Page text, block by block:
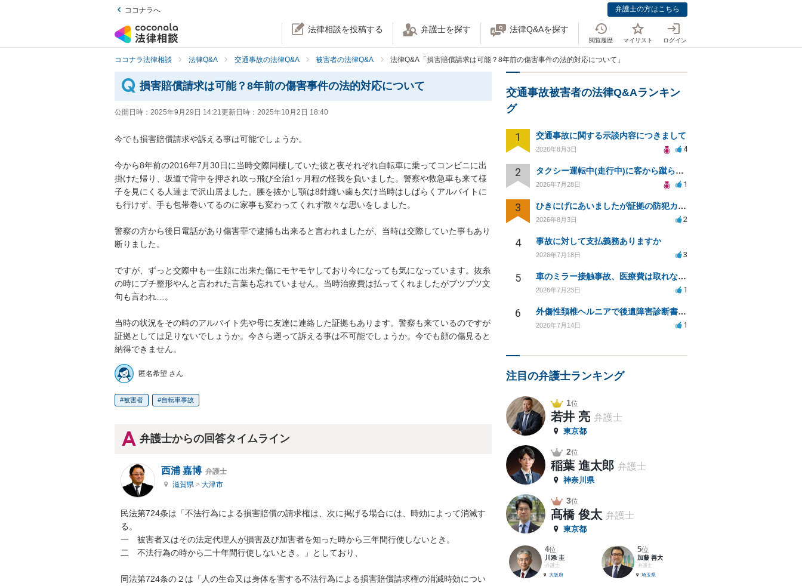
ココナラへ 弁護士の方はこちら
法律相談を投稿する 弁護士を探す 法律Q&Aを探す
閲覧履歴 マイリスト ログイン
ココナラ法律相談 法律Q&A 交通事故の法律Q&A 被害者の法律Q&A 法律Q&A「損害賠償請求は可能？8年前の傷害事件の法的対応について」
損害賠償請求は可能？8年前の傷害事件の法的対応について
公開日時： 2025年9月29日 14:21更新日時： 2025年10月2日 18:40
今でも損害賠償請求や訴える事は可能でしょうか。
今から8年前の2016年7月30日に当時交際同棲していた彼と夜それぞれ自転車に乗ってコンビニに出
掛けた帰り、坂道で背中を押され吹っ飛び全治1ヶ月程の怪我を負いました。警察や救急車も来て様
子を見にくる人達まで沢山居ました。腰を抜かし顎は8針縫い歯も欠け当時はしばらくアルバイトに
も行けず、手も包帯巻いてるのに家事も変わってくれず散々な思いをしました。
警察の方から後日電話があり傷害罪で逮捕も出来ると言われましたが、当時は交際していた事もあり
断りました。
ですが、ずっと交際中も一生顔に出来た傷にモヤモヤしており今になっても気になっています。抜糸
の時にプチ整形やんと言われた言葉も忘れていません。当時治療費は払ってくれましたがブツブツ文
句も言われ…。
当時の状況をその時のアルバイト先や母に友達に連絡した証拠もあります。警察も来ているのですが
証拠としては足りないでしょうか。今さら遡って訴える事は不可能でしょうか。今でも顔の傷見ると
納得できません。
匿名希望 さん
被害者 自転車事故
弁護士からの回答タイムライン
西浦 嘉博 弁護士
滋賀県 > 大津市
民法第724条は「不法行為による損害賠償の請求権は、次に掲げる場合には、時効によって消滅す
る。
一　被害者又はその法定代理人が損害及び加害者を知った時から三年間行使しないとき。
二　不法行為の時から二十年間行使しないとき。」としており、
同法第724条の２は「人の生命又は身体を害する不法行為による損害賠償請求権の消滅時効につい
交通事故被害者の法律Q&Aランキン
グ
1 交通事故に関する示談内容につきまして
2026年8月3日 4
2 タクシー運転中(走行中)に客から蹴られ全治7日
2026年7月28日 1
3 ひきにげにあいましたが証拠の防犯カメラがうつってない
2026年8月3日 2
4 事故に対して支払義務ありますか
2026年7月18日 3
5 車のミラー接触事故、医療費は取れないのでしょうか？
2026年7月23日 1
6 外傷性頚椎ヘルニアで後遺障害診断書の申請での症状の伝え方等
2026年7月14日 1
注目の弁護士ランキング
1位
若井 亮 弁護士
東京都
2位
稲葉 進太郎 弁護士
神奈川県
3位
髙橋 俊太 弁護士
東京都
4位
川添 圭
弁護士
大阪府
5位
加藤 善大
弁護士
埼玉県